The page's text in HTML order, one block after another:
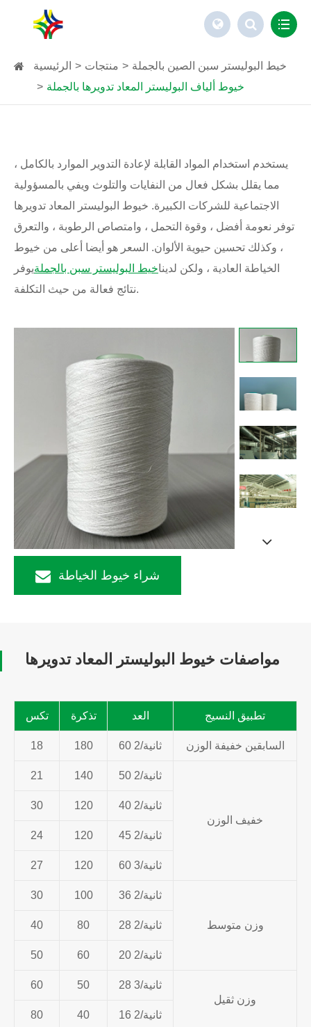
الرئيسية منتجات
خيط البوليستر سبن الصين بالجملة
خيوط ألياف البوليستر المعاد تدويرها بالجملة
يستخدم استخدام المواد القابلة لإعادة التدوير الموارد بالكامل ،
مما يقلل بشكل فعال من النفايات والتلوث ويفي بالمسؤولية
الاجتماعية للشركات الكبيرة. خيوط البوليستر المعاد تدويرها
توفر نعومة أفضل ، وقوة التحمل ، وامتصاص الرطوبة ، والتعرق
، وكذلك تحسين حيوية الألوان. السعر هو أيضا أعلى من خيوط
الخياطة العادية ، ولكن لديناخيط البوليستر سبن بالجملةيوفر
نتائج فعالة من حيث التكلفة.
شراء خيوط الخياطة
مواصفات خيوط البوليستر المعاد تدويرها
تكس تذكرة العد تطبيق النسيج
18 180 60 ثانية/2 السابقين خفيفة الوزن
21 140 50 ثانية/2
خفيف الوزن
30 120 40 ثانية/2
24 120 45 ثانية/2
27 120 60 ثانية/3
30 100 36 ثانية/2
وزن متوسط 40 80 28 ثانية/2
50 60 20 ثانية/2
60 50
28 ثانية/3
وزن ثقيل
80
40 16 ثانية/2